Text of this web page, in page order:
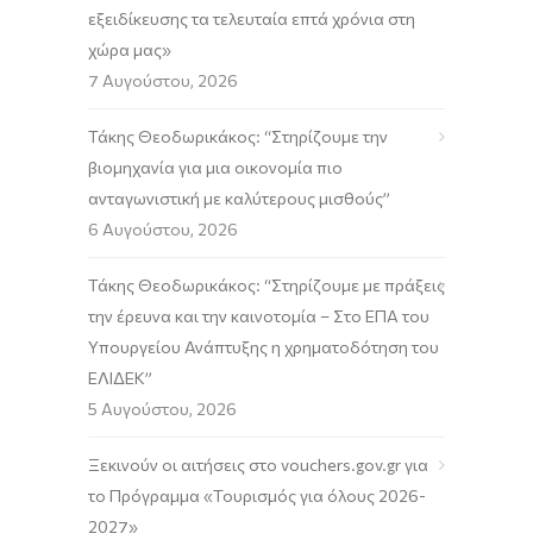
εξειδίκευσης τα τελευταία επτά χρόνια στη
χώρα μας»
7 Αυγούστου, 2026
Τάκης Θεοδωρικάκος: “Στηρίζουμε την
βιομηχανία για μια οικονομία πιο
ανταγωνιστική με καλύτερους μισθούς”
6 Αυγούστου, 2026
Τάκης Θεοδωρικάκος: “Στηρίζουμε με πράξεις
την έρευνα και την καινοτομία – Στο ΕΠΑ του
Υπουργείου Ανάπτυξης η χρηματοδότηση του
ΕΛΙΔΕΚ”
5 Αυγούστου, 2026
Ξεκινούν οι αιτήσεις στο vouchers.gov.gr για
το Πρόγραμμα «Τουρισμός για όλους 2026-
2027»